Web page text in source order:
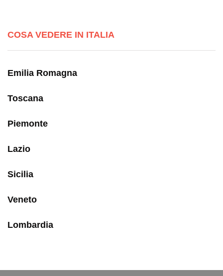
COSA VEDERE IN ITALIA
Emilia Romagna
Toscana
Piemonte
Lazio
Sicilia
Veneto
Lombardia